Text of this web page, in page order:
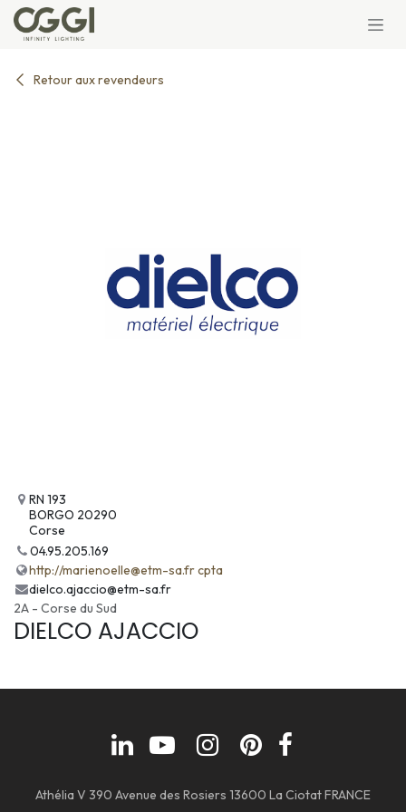
Se rendre au contenu
Retour aux revendeurs
RN 193
BORGO 20290
Corse
04.95.205.169
http://marienoelle@etm-sa.fr cpta
dielco.ajaccio@etm-sa.fr
2A - Corse du Sud
DIELCO AJACCIO
Athélia V 390 Avenue des Rosiers 13600 La Ciotat FRANCE